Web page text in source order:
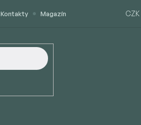
Kontakty Magazín CZK